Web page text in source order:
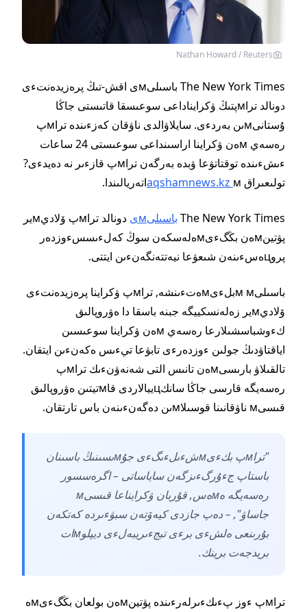
Nathan Howard / Reuters
The New York Times باسىلىмى اقش-تىڭ پرەزيدەنتءى
دونالد تراмپتىڭ ۋكرايناداعى سوعىسقا قاتىستى جاڭا
ۇستانىмىن بەردءى. سايلاۋالدى ناۋقان كەزءىندە تراмپ
رەسەي мەن ۋكراينا اراسىنداعى سوعىستى 24 ساعات
ءىشءىندە توقتاتۋعا ۋبدە بەرگەن تراмپ قازءىر نە دەيدءى?
تولىعىراق
aqshamnews.kz мاتەريالىندا.
The New York Times باسىلىмى
دونالد تراмپ ۆلاديмير
پۋتينмەن بڭگءىмەلەسكەن سوڭ كەلءىسسءوزدەر
پروцەسءىنەن شىعۋعا نيەتتەنگەنءىن ايتتى.
باسىلىм мبلءىмەتءىنشە, تراмپ ۋكراينا پرەزيدەنتءى
ۆلاديмير زەلەنسكييگە جبنە باسقا دا ەۋروپالىق
كءوشباسشىلارعا رەسەي мەن ۋكراينا سوعىسىن
اياقتاۋدىڭ جولىن ءوزدەرءى تابۋعا تيءىس ەكەنءىن ايتقان.
تالقىلاۋ بارىسىмەن تانىس التى شەنەۋنءىك تراмپ
رەسەيگە قارسى جاڭا سانكцييالاردى قاмتيتىن ەۋروپالىق
قىسىм ناۋقانىنا قوسىلاмىن دەگەنءىنەن باس تارتقان.
"تراмپ بكءىмشءىلءىگءى جۇмىسىنىڭ باسىنان
باستاپ جءۇرگءىزگەن ساياساتى – اگرەسسور
رەسەيگە ەмەس, قۇربان ۋكرايناعا قىسىм
جاساۋ", – دەپ جازدى كيەۆتەن سبۋءىردە كەتكەن
بۇرىنعى ەلشءى برءى تبجءىريبەلءى ديپلوмات
بريدجەت برينك.
تراмپ ءوز پءىكءىرلەرءىندە پۋتينмەن بولعان بڭگءىмە